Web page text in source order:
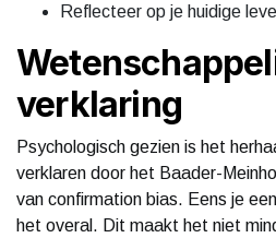
Reflecteer op je huidige
verklaring
Psychologisch gezien is het
verklaren door het Baader-
van confirmation bias. Eens je
het overal. Dit maakt het niet